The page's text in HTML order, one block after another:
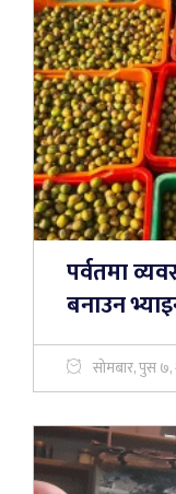
पर्वतमा
बनाउन
सोमबार, पुस